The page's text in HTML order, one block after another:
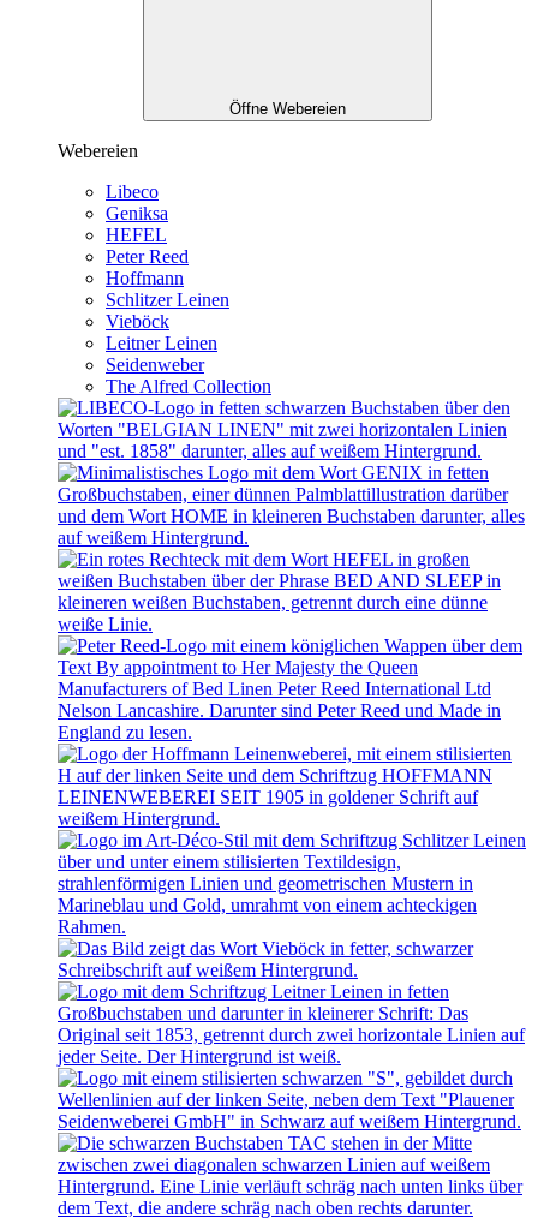
Öffne Webereien
Webereien
Libeco
Geniksa
HEFEL
Peter Reed
Hoffmann
Schlitzer Leinen
Vieböck
Leitner Leinen
Seidenweber
The Alfred Collection